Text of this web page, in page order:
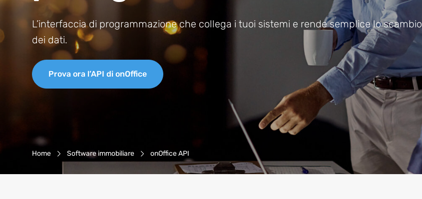
L’interfaccia di programmazione che collega i tuoi sistemi e rende semplice lo scambio
dei dati.
Prova ora l’API di onOffice
Navigazione Breadcrumb
Home Software immobiliare onOffice API